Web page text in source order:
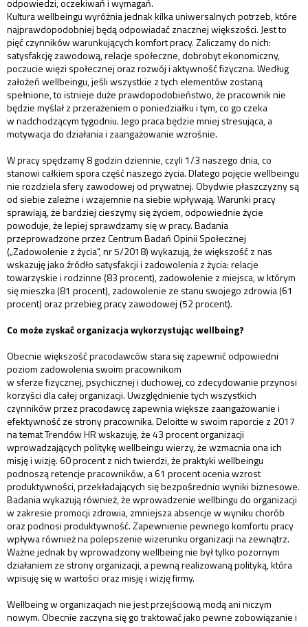
odpowiedzi, oczekiwań i wymagań.
Kultura wellbeingu wyróżnia jednak kilka uniwersalnych potrzeb, które
najprawdopodobniej będą odpowiadać znacznej większości. Jest to
pięć czynników warunkujących komfort pracy. Zaliczamy do nich:
satysfakcję zawodową, relacje społeczne, dobrobyt ekonomiczny,
poczucie więzi społecznej oraz rozwój i aktywność fizyczna. Według
założeń wellbeingu, jeśli wszystkie z tych elementów zostaną
spełnione, to istnieje duże prawdopodobieństwo, że pracownik nie
będzie myślał z przerażeniem o poniedziałku i tym, co go czeka
w nadchodzącym tygodniu. Jego praca będzie mniej stresująca, a
motywacja do działania i zaangażowanie wzrośnie.
W pracy spędzamy 8 godzin dziennie, czyli 1/3 naszego dnia, co
stanowi całkiem spora część naszego życia. Dlatego pojęcie wellbeingu
nie rozdziela sfery zawodowej od prywatnej. Obydwie płaszczyzny są
od siebie zależne i wzajemnie na siebie wpływają. Warunki pracy
sprawiają, że bardziej cieszymy się życiem, odpowiednie życie
powoduje, że lepiej sprawdzamy się w pracy. Badania
przeprowadzone przez Centrum Badań Opinii Społecznej
(„Zadowolenie z życia", nr 5/2018) wykazują, że większość z nas
wskazuję jako źródło satysfakcji i zadowolenia z życia: relacje
towarzyskie i rodzinne (83 procent), zadowolenie z miejsca, w którym
się mieszka (81 procent), zadowolenie ze stanu swojego zdrowia (61
procent) oraz przebieg pracy zawodowej (52 procent).
Co może zyskać organizacja wykorzystując wellbeing?
Obecnie większość pracodawców stara się zapewnić odpowiedni
poziom zadowolenia swoim pracownikom
w sferze fizycznej, psychicznej i duchowej, co zdecydowanie przynosi
korzyści dla całej organizacji. Uwzględnienie tych wszystkich
czynników przez pracodawcę zapewnia większe zaangażowanie i
efektywność ze strony pracownika. Deloitte w swoim raporcie z 2017
na temat Trendów HR wskazuję, że 43 procent organizacji
wprowadzających politykę wellbeingu wierzy, że wzmacnia ona ich
misję i wizję. 60 procent z nich twierdzi, że praktyki wellbeingu
podnoszą retencje pracowników, a 61 procent ocenia wzrost
produktywności, przekładających się bezpośrednio wyniki biznesowe.
Badania wykazują również, że wprowadzenie wellbingu do organizacji
w zakresie promocji zdrowia, zmniejsza absencje w wyniku chorób
oraz podnosi produktywność. Zapewnienie pewnego komfortu pracy
wpływa również na polepszenie wizerunku organizacji na zewnątrz.
Ważne jednak by wprowadzony wellbeing nie był tylko pozornym
działaniem ze strony organizacji, a pewną realizowaną polityką, która
wpisuję się w wartości oraz misję i wizję firmy.
Wellbeing w organizacjach nie jest przejściową modą ani niczym
nowym. Obecnie zaczyna się go traktować jako pewne zobowiązanie i